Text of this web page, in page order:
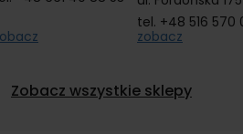
tel. +48 516 570
zobacz
Zobacz wszystkie sklepy